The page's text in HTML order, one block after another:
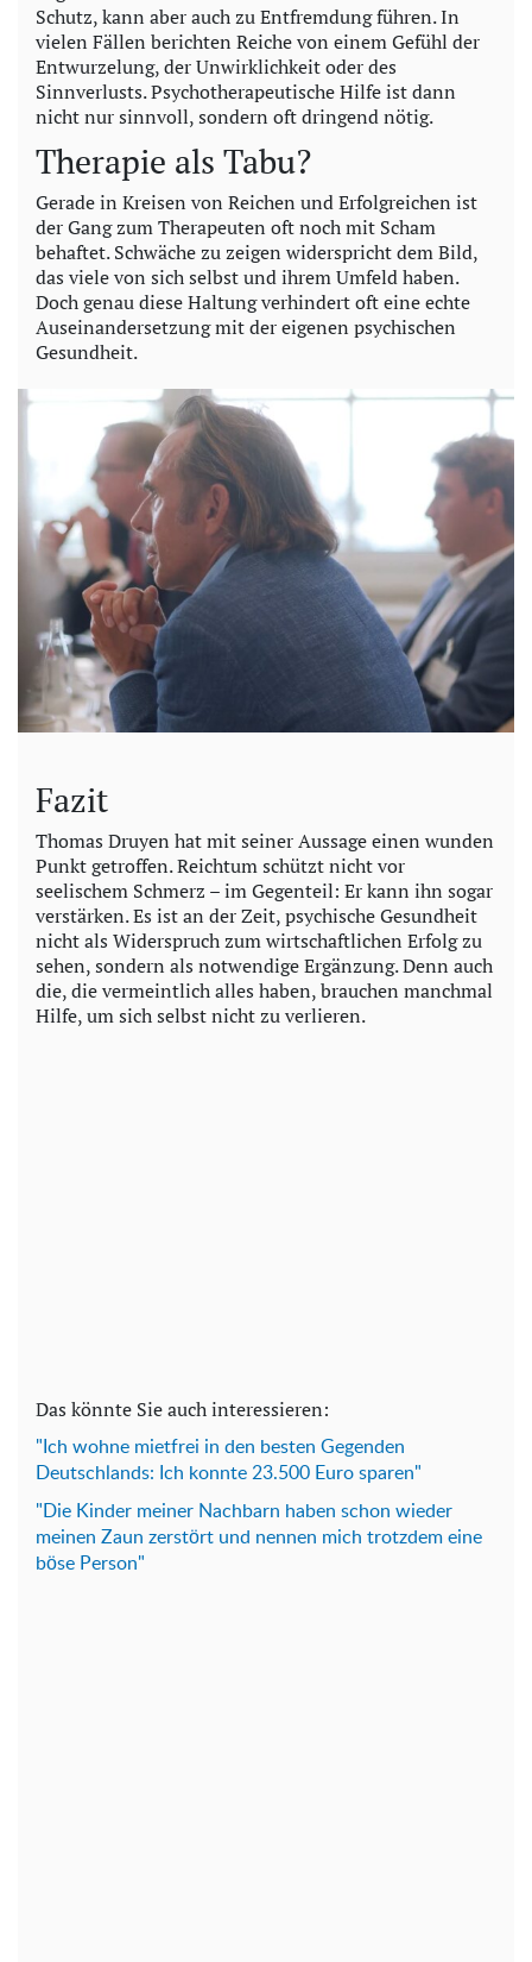
Schutz, kann aber auch zu Entfremdung führen. In
vielen Fällen berichten Reiche von einem Gefühl der
Entwurzelung, der Unwirklichkeit oder des
Sinnverlusts. Psychotherapeutische Hilfe ist dann
nicht nur sinnvoll, sondern oft dringend nötig.
Therapie als Tabu?
Gerade in Kreisen von Reichen und Erfolgreichen ist
der Gang zum Therapeuten oft noch mit Scham
behaftet. Schwäche zu zeigen widerspricht dem Bild,
das viele von sich selbst und ihrem Umfeld haben.
Doch genau diese Haltung verhindert oft eine echte
Auseinandersetzung mit der eigenen psychischen
Gesundheit.
Fazit
Thomas Druyen hat mit seiner Aussage einen wunden
Punkt getroffen. Reichtum schützt nicht vor
seelischem Schmerz – im Gegenteil: Er kann ihn sogar
verstärken. Es ist an der Zeit, psychische Gesundheit
nicht als Widerspruch zum wirtschaftlichen Erfolg zu
sehen, sondern als notwendige Ergänzung. Denn auch
die, die vermeintlich alles haben, brauchen manchmal
Hilfe, um sich selbst nicht zu verlieren.
Das könnte Sie auch interessieren:
"Ich wohne mietfrei in den besten Gegenden
Deutschlands: Ich konnte 23.500 Euro sparen"
"Die Kinder meiner Nachbarn haben schon wieder
meinen Zaun zerstört und nennen mich trotzdem eine
böse Person"